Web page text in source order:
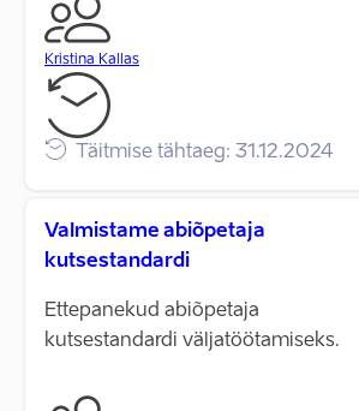
Kristina Kallas
Täitmise tähtaeg: 31.12.2024
Valmistame abiõpetaja
kutsestandardi
Ettepanekud abiõpetaja
kutsestandardi väljatöötamiseks.